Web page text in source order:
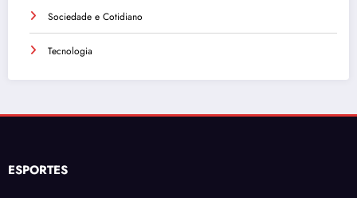
Sociedade e Cotidiano
Tecnologia
ESPORTES